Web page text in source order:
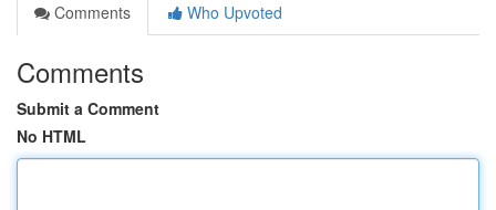
Comments
Who Upvoted
Comments
Submit a Comment
No HTML